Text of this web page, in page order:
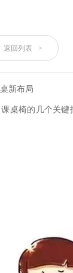
返回列表 >
新布局
桌椅的几个关键